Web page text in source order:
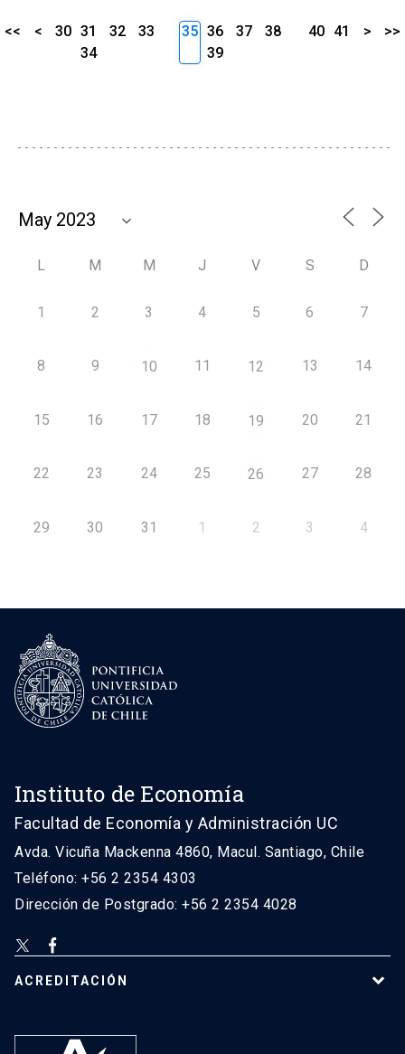
<< < 30 31 32
33
34
35 36 37
38
39
40 41 > >>
L M M J V S D
1 2 3 4 5 6 7
8 9 10 11 12 13 14
15 16 17 18 19 20 21
22 23 24 25 26 27 28
29 30 31 1 2 3 4
Instituto de Economía
Facultad de Economía y Administración UC
Avda. Vicuña Mackenna 4860, Macul. Santiago, Chile
Teléfono: +56 2 2354 4303
Dirección de Postgrado: +56 2 2354 4028
ACREDITACIÓN